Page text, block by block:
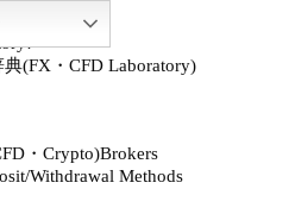
・Crypto)Brokers
Withdrawal Methods